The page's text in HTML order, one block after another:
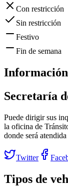
Con restricción
Sin restricción
Festivo
Fin de semana
Secretaría
Puede dirigir sus
la oficina de
donde será
Twitter
Tipos de